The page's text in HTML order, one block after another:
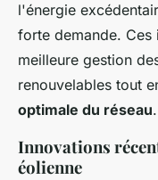
l'énergie
forte demande. Ces
meilleure gestion
renouvelables tout
optimale du réseau.
Innovations
éolienne